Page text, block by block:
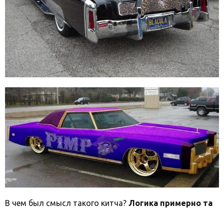
В чем был смысл такого китча? Логика примерно та